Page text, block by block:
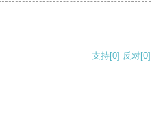
支持[0] 反对[0]